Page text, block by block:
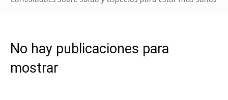
No hay publicaciones para
mostrar